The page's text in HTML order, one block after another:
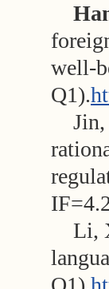
well-
Q1).
Li,